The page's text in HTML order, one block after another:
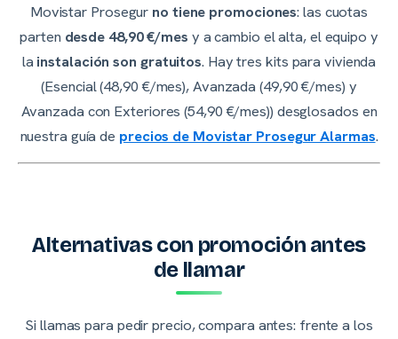
Movistar Prosegur no tiene promociones: las cuotas
parten desde 48,90 €/mes y a cambio el alta, el equipo y
la instalación son gratuitos. Hay tres kits para vivienda
(Esencial (48,90 €/mes), Avanzada (49,90 €/mes) y
Avanzada con Exteriores (54,90 €/mes)) desglosados en
nuestra guía de precios de Movistar Prosegur Alarmas.
Alternativas con promoción antes
de llamar
Si llamas para pedir precio, compara antes: frente a los